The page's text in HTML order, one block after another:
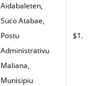
Aidabaleten,
Suco Atabae,
Postu
Administrativu
Maliana,
Munisipiu
$1.45